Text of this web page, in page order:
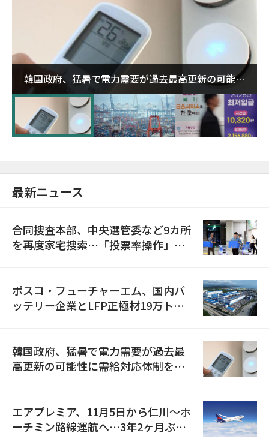
韓国政府、猛暑で電力需要が過去最高更新の可能性
に需給対応体制を点検
最新ニュース
合同捜査本部、中央選管委など9カ所
を再度家宅捜索…「投票率操作」の
ポスコ・フューチャーエム、国内バ
ッテリー企業とLFP正極材19万トン
韓国政府、猛暑で電力需要が過去最
高更新の可能性に需給対応体制を点
エアプレミア、11月5日から仁川〜ホ
ーチミン路線運航へ…3年2ヶ月ぶり